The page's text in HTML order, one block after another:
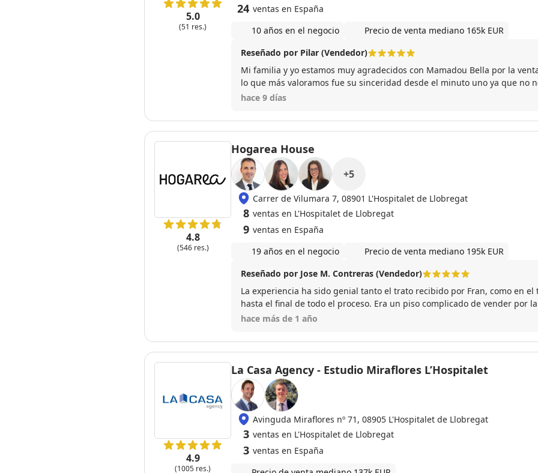
5.0
(51 res.)
24 ventas en España
10 años en el negocio
Precio de venta mediano 165k EUR
Reseñado por Pilar (Vendedor)
Mi familia y yo estamos muy agradecidos con Mamadou Bella por la
lo que más valoramos fue su sinceridad desde el minuto uno ya que no
el precio de la vivienda para captarnos sino que fue transparente y
manos ha sido el mayor acierto.
hace 9 días
4.8
(546 res.)
Hogarea House
+5
Carrer de Vilumara 7, 08901 L'Hospitalet de Llobregat
8 ventas en L'Hospitalet de Llobregat
9 ventas en España
19 años en el negocio
Precio de venta mediano 195k EUR
Reseñado por Jose M. Contreras (Vendedor)
La experiencia ha sido genial tanto el trato recibido por Fran, como en
hasta el final de todo el proceso. Era un piso complicado de vender por
encuentra, pero en pocas semanas lo ha conseguido vender. Gracias a su buen trabajo el proceso
proceso de la documentacion.
hace más de 1 año
4.9
(1005 res.)
La Casa Agency - Estudio Miraflores L’Hospitalet
Avinguda Miraflores nº 71, 08905 L'Hospitalet de Llobregat
3 ventas en L'Hospitalet de Llobregat
3 ventas en España